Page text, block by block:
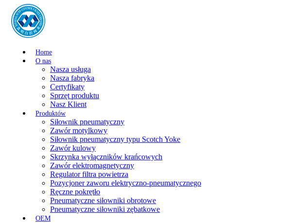
Home
O nas
Nasza usługa
Nasza fabryka
Certyfikaty
Sprzęt produktu
Nasz Klient
Produktów
Siłownik pneumatyczny
Zawór motylkowy
Siłownik pneumatyczny typu Scotch Yoke
Zawór kulowy
Skrzynka wyłączników krańcowych
Zawór elektromagnetyczny
Regulator filtra powietrza
Pozycjoner zaworu elektryczno-pneumatycznego
Ręczne pokrętło
Pneumatyczne siłowniki obrotowe
Pneumatyczne siłowniki zębatkowe
OEM